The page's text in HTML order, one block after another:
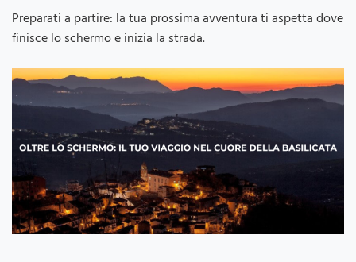
Preparati a partire: la tua prossima avventura ti aspetta dove
finisce lo schermo e inizia la strada.